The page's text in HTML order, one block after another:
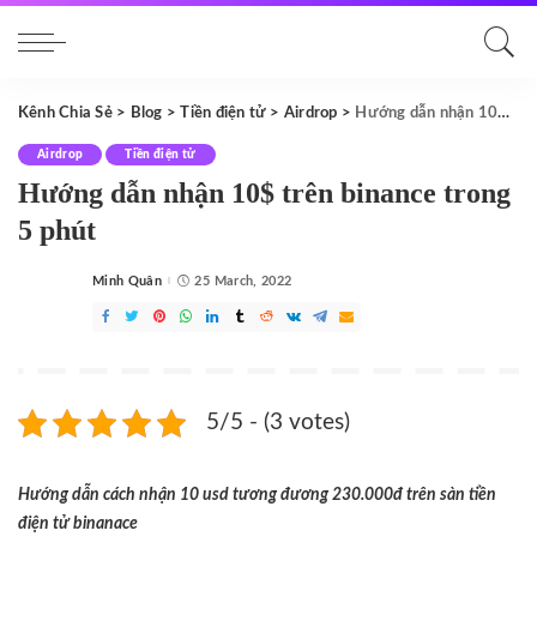
Kênh Chia Sẻ> Blog >Tiền điện tử > Airdrop > Hướng dẫn nhận 10$ trên binance trong 5 phút
Airdrop Tiền điện tử
Hướng dẫn nhận 10$ trên binance trong
5 phút
Posted
Minh Quân 25 March, 2022
5/5 - (3 votes)
Hướng dẫn cách nhận 10 usd tương đương 230.000đ trên sàn tiền
điện tử binanace